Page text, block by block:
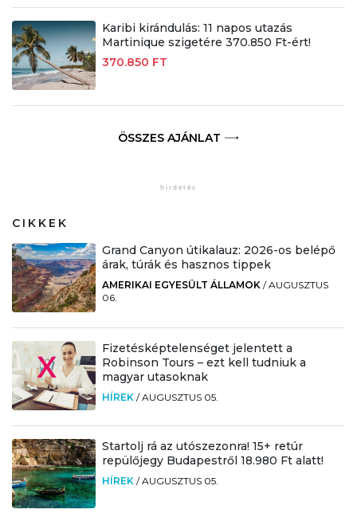
Karibi kirándulás: 11 napos utazás
Martinique szigetére 370.850 Ft-ért!
370.850 FT
ÖSSZES AJÁNLAT
CIKKEK
Grand Canyon útikalauz: 2026-os belépő
árak, túrák és hasznos tippek
AMERIKAI EGYESÜLT ÁLLAMOK /AUGUSZTUS
06.
Fizetésképtelenséget jelentett a
Robinson Tours – ezt kell tudniuk a
magyar utasoknak
HÍREK /AUGUSZTUS 05.
Startolj rá az utószezonra! 15+ retúr
repülőjegy Budapestről 18.980 Ft alatt!
HÍREK /AUGUSZTUS 05.